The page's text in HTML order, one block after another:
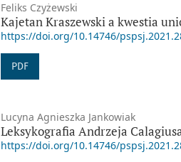
Feliks Czyżewski
Kajetan Kraszewski a kwestia
https://doi.org/10.14746/
PDF
Lucyna Agnieszka Jankowiak
Leksykografia Andrzeja
https://doi.org/10.14746/